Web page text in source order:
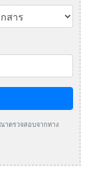
าตรวจสอบจากทาง